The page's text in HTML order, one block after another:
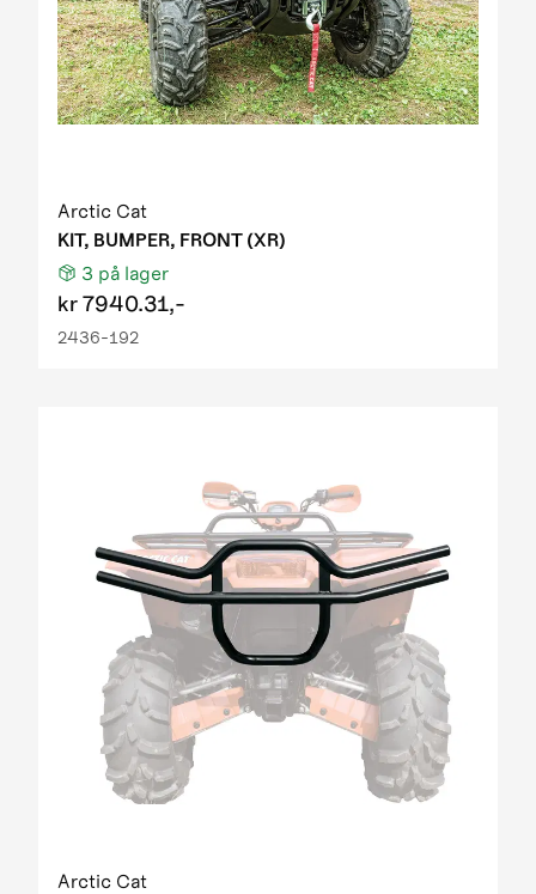
Arctic Cat
KIT, BUMPER, FRONT (XR)
3 på lager
kr7940.31,-
2436-192
Arctic Cat